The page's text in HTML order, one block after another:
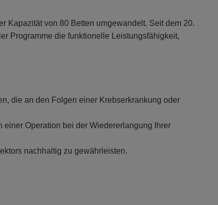
Kapazität von 80 Betten umgewandelt. Seit dem 20.
Programme die funktionelle Leistungsfähigkeit,
die an den Folgen einer Krebserkrankung oder
einer Operation bei der Wiedererlangung Ihrer
nachhaltig zu gewährleisten.